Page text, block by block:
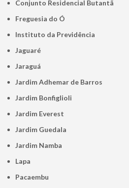
Conjunto Residencial Butantã
Freguesia do Ó
Instituto da Previdência
Jaguaré
Jaraguá
Jardim Adhemar de Barros
Jardim Bonfiglioli
Jardim Everest
Jardim Guedala
Jardim Namba
Lapa
Pacaembu